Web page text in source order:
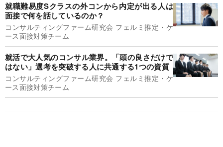
就職難易度Sクラスの外コンから内定が出る人は
面接で何を話しているのか？
コンサルティングファーム研究会 フェルミ推定・ケ
ース面接対策チーム
就活で大人気のコンサル業界。「頭の良さだけで
はない」選考を突破する人に共通する1つの資質
コンサルティングファーム研究会 フェルミ推定・ケ
ース面接対策チーム